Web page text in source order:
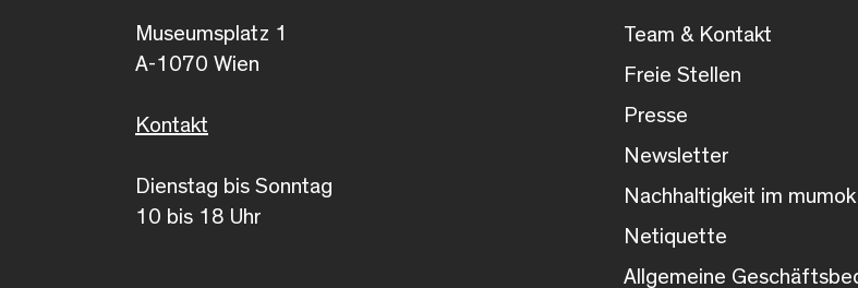
Museumsplatz 1
A-1070 Wien
Kontakt
Dienstag bis Sonntag
10 bis 18 Uhr
Team & Kontakt
Freie Stellen
Presse
Newsletter
Nachhaltigkeit im mumok
Netiquette
Allgemeine